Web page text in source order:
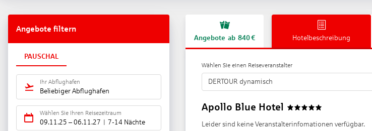
Angebote ab 840€ Hotelbeschreibung
Wählen Sie einen Reiseveranstalter
DERTOUR dynamisch
Apollo Blue Hotel
Leider sind keine Veranstalterinfomationen verfügbar.
Angebote filtern
PAUSCHAL
Ihr Abflughafen
Beliebiger Abflughafen
Wählen Sie Ihren Reisezeitraum
09.11.25 – 06.11.27 7-14 Nächte